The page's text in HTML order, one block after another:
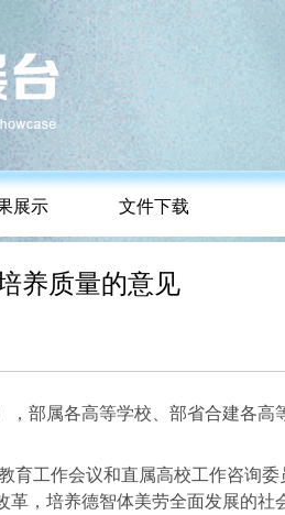
展示 文件下载
养质量的意见
部属各高等学校、部省合建各高
工作会议和直属高校工作咨询委
，培养德智体美劳全面发展的社